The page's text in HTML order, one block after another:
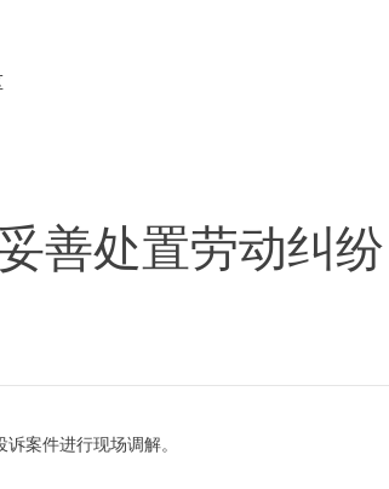
善处置劳动纠纷
案件进行现场调解。